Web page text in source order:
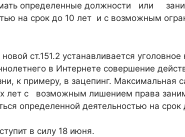
определенные должности или
на срок до 10 лет и с возможным
ст.151.2 устанавливается
в Интернете совершение
к примеру, в зацепинг. Максимальная
лет с возможным лишением права
определенной деятельностью на срок
в силу 18 июня.